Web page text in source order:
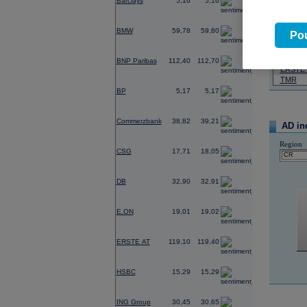
BMW 59,78 59,80
BNP Paribas 112,40 112,70
BP 5,17 5,17
Commerzbank 38,82 39,21
CSG 17,71 18,05
DB 32,90 32,91
E.ON 19,01 19,02
ERSTE AT 119,10 119,40
HSBC 15,29 15,29
ING Group 30,45 30,65
Název
ČEZ
ERSTE
TMR
AD
Region